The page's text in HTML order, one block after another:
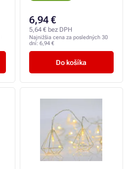
6,94 €
5,64 € bez DPH
Najnižšia cena za posledných 30
dní: 6,94 €
Do košíka